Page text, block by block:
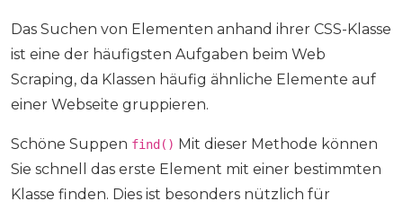
Das Suchen von Elementen anhand ihrer CSS-Klasse
ist eine der häufigsten Aufgaben beim Web
Scraping, da Klassen häufig ähnliche Elemente auf
einer Webseite gruppieren.
Schöne Suppen find() Mit dieser Methode können
Sie schnell das erste Element mit einer bestimmten
Klasse finden. Dies ist besonders nützlich für